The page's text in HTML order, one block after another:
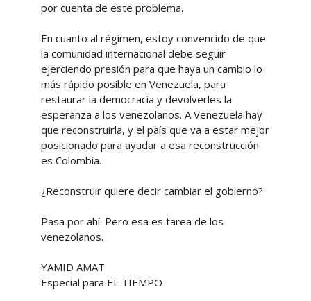
por cuenta de este problema.
En cuanto al régimen, estoy convencido de que
la comunidad internacional debe seguir
ejerciendo presión para que haya un cambio lo
más rápido posible en Venezuela, para
restaurar la democracia y devolverles la
esperanza a los venezolanos. A Venezuela hay
que reconstruirla, y el país que va a estar mejor
posicionado para ayudar a esa reconstrucción
es Colombia.
¿Reconstruir quiere decir cambiar el gobierno?
Pasa por ahí. Pero esa es tarea de los
venezolanos.
YAMID AMAT
Especial para EL TIEMPO